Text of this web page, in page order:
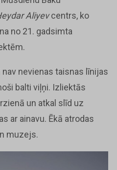
Aliyevcentrs, ko
no 21. gadsimta
nevienas taisnas līnijas
balti viļņi. Izliektās
un atkal slīd uz
ar ainavu. Ēkā atrodas
muzejs.